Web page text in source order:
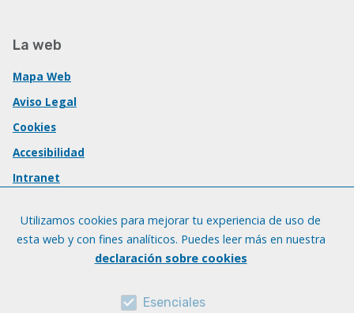
La web
Mapa Web
Aviso Legal
Cookies
Accesibilidad
Intranet
Utilizamos cookies para mejorar tu experiencia de uso de
esta web y con fines analíticos. Puedes leer más en nuestra
declaración sobre cookies
Esenciales